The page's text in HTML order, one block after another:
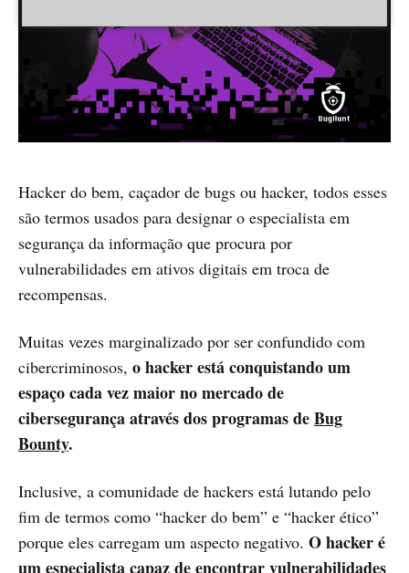
Hacker do bem, caçador de bugs ou hacker, todos esses
são termos usados para designar o especialista em
segurança da informação que procura por
vulnerabilidades em ativos digitais em troca de
recompensas.
Muitas vezes marginalizado por ser confundido com
cibercriminosos, o hacker está conquistando um
espaço cada vez maior no mercado de
cibersegurança através dos programas deBug
Bounty.
Inclusive, a comunidade de hackers está lutando pelo
fim de termos como “hacker do bem” e “hacker ético”
porque eles carregam um aspecto negativo. O hacker é
um especialista capaz de encontrar vulnerabilidades